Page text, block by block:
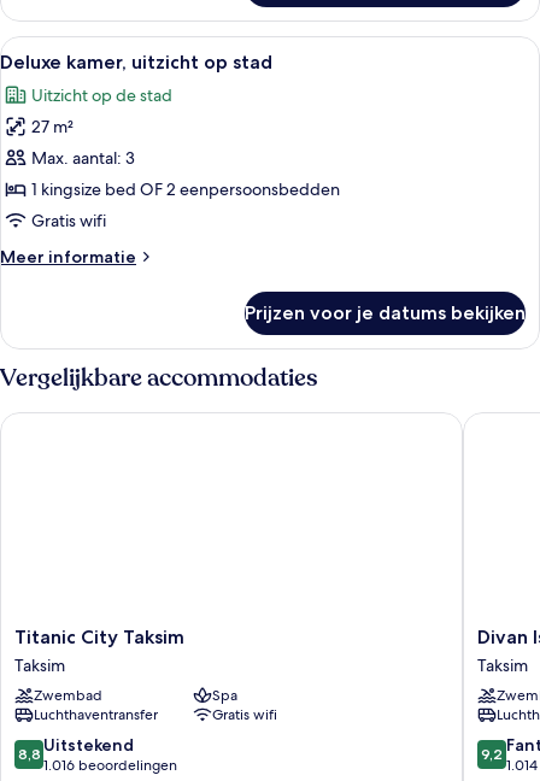
suite,
uitzicht
op
Alle
foto's
voor
Deluxe
kamer,
uitzicht
op
laden
Een hotelkamer met een groot bed,
4
Deluxe kamer, uitzicht op stad
Uitzicht op de stad
27 m²
Max. aantal: 3
1 kingsize bed OF 2 eenpersoonsbedden
Gratis wifi
Meer informatie
Meer
kamer,
op
Prijzen voor je datums bekijken
Vergelijkbare accommodaties
Titanic
City
Taksim
Taksim
Titanic City Taksim
Taksim
Zwembad
Spa
Luchthaventransfer
Gratis wifi
8.8
van
8,8 Uitstekend
1.016 beoordelingen
Titanic City Taksim
Divan
Istanbul
Taksim
Divan
Taksim
9.2
van
9,2
Divan